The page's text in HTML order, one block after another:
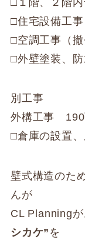
□住宅設備工事
□空調工事（撤
□外壁塗装、防
別工事
外構工事 190
□倉庫の設置
壁式構造のた
んが
CL Planning
シカケ” を